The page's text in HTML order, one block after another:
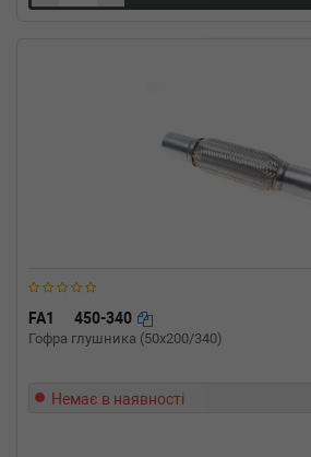
FA1 450-340
Гофра глушника (50x200/340)
Немає в наявності